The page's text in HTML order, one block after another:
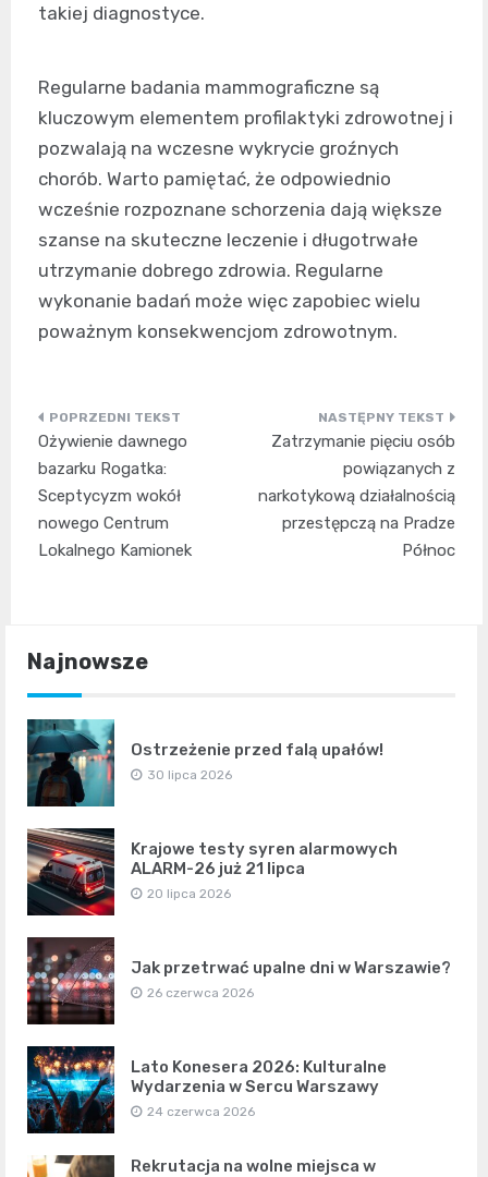
takiej diagnostyce.
Regularne badania mammograficzne są
kluczowym elementem profilaktyki zdrowotnej i
pozwalają na wczesne wykrycie groźnych
chorób. Warto pamiętać, że odpowiednio
wcześnie rozpoznane schorzenia dają większe
szanse na skuteczne leczenie i długotrwałe
utrzymanie dobrego zdrowia. Regularne
wykonanie badań może więc zapobiec wielu
poważnym konsekwencjom zdrowotnym.
Nawigacja
wpisu
Ożywienie dawnego
bazarku Rogatka:
Sceptycyzm wokół
nowego Centrum
Lokalnego Kamionek
Zatrzymanie pięciu osób
powiązanych z
narkotykową działalnością
przestępczą na Pradze
Północ
Najnowsze
Ostrzeżenie przed falą upałów!
30 lipca 2026
Krajowe testy syren alarmowych
ALARM-26 już 21 lipca
20 lipca 2026
Jak przetrwać upalne dni w Warszawie?
26 czerwca 2026
Lato Konesera 2026: Kulturalne
Wydarzenia w Sercu Warszawy
24 czerwca 2026
Rekrutacja na wolne miejsca w